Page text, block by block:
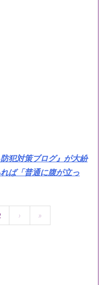
防犯対策ブログ』が大紛
ば「普通に腹が立っ
› »